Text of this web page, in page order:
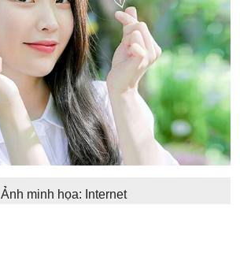
Ảnh minh họa: Internet